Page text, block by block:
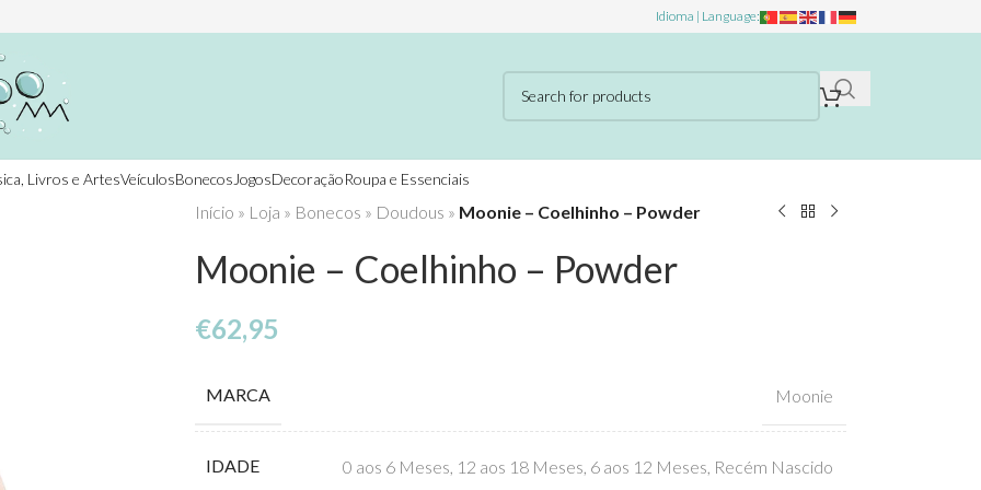
Idioma | Language:
Livros e ArtesVeículosBonecos JogosDecoraçãoRoupa e Essenciais
Início » Loja » Bonecos » Doudous » Moonie – Coelhinho – Powder
Moonie – Coelhinho – Powder
€62,95
MARCA Moonie
IDADE 0 aos 6 Meses 12 aos 18 Meses 6 aos 12 Meses Recém Nascido